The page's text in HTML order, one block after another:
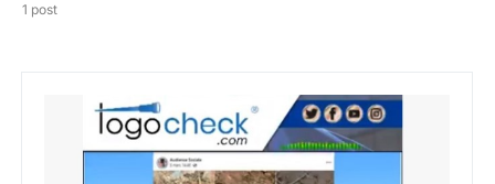
1 post